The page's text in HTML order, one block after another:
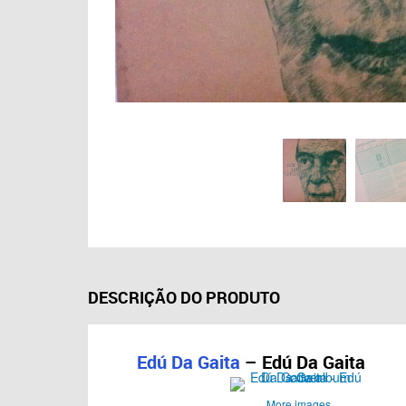
DESCRIÇÃO DO PRODUTO
Edú Da Gaita – Edú Da Gaita